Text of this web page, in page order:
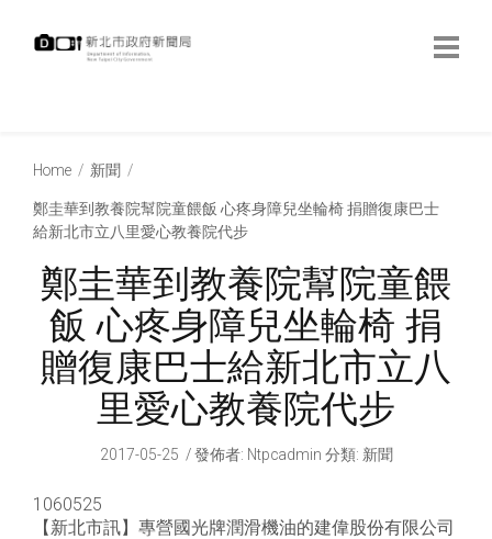
Home 新聞
鄭圭華到教養院幫院童餵飯 心疼身障兒坐輪椅 捐贈復康巴士
給新北市立八里愛心教養院代步
鄭圭華到教養院幫院童餵
飯 心疼身障兒坐輪椅 捐
贈復康巴士給新北市立八
里愛心教養院代步
2017-05-25 發佈者: Ntpcadmin 分類: 新聞
1060525
【新北市訊】專營國光牌潤滑機油的建偉股份有限公司